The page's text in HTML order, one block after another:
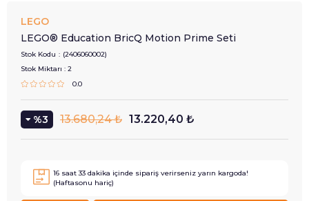
LEGO
LEGO® Education BricQ Motion Prime Seti
Stok Kodu
(2406060002)
Stok Miktarı : 2
0.0
3 13.680,24 ₺ 13.220,40 ₺
16 saat33 dakika içinde sipariş verirseniz yarın kargoda!
(Haftasonu hariç)